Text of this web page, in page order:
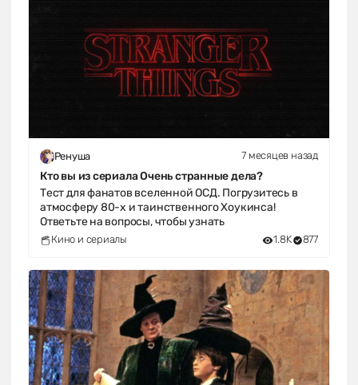
Ренуша 7 месяцев назад
Кто вы из сериала Очень странные дела?
Тест для фанатов вселенной ОСД. Погрузитесь в
атмосферу 80-х и таинственного Хоукинса!
Ответьте на вопросы, чтобы узнать
Кино и сериалы 1.8K 877